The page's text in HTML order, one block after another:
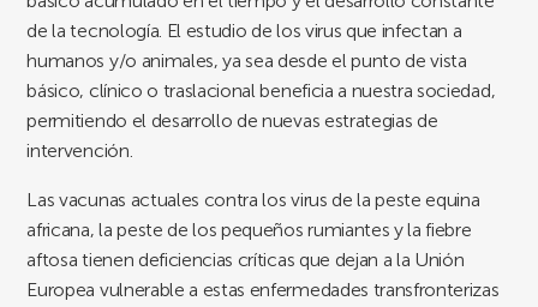
de la tecnología. El estudio de los virus que infectan a
humanos y/o animales, ya sea desde el punto de vista
básico, clínico o traslacional beneficia a nuestra sociedad,
permitiendo el desarrollo de nuevas estrategias de
intervención.
Las vacunas actuales contra los virus de la peste equina
africana, la peste de los pequeños rumiantes y la fiebre
aftosa tienen deficiencias críticas que dejan a la Unión
Europea vulnerable a estas enfermedades transfronterizas